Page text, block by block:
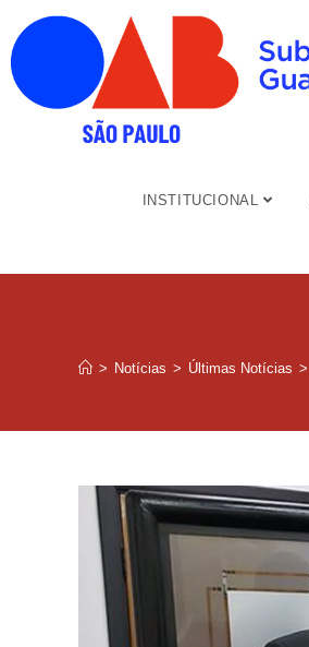
INSTITUCIONAL
> Notícias > Últimas Notícias >